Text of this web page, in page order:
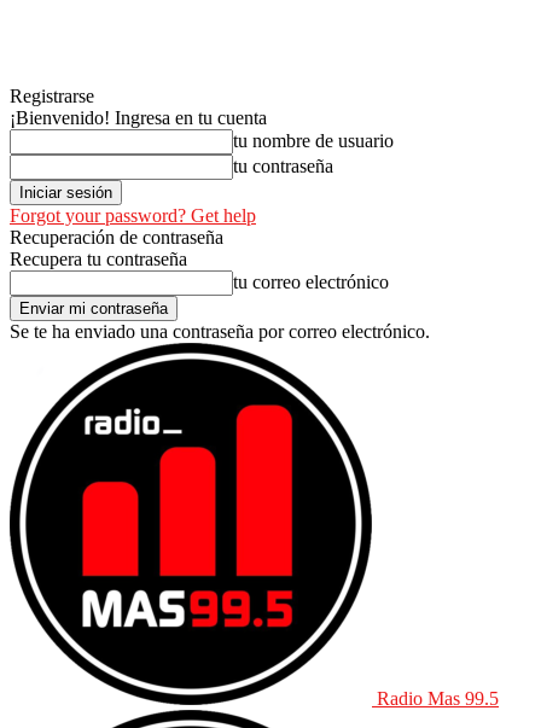
Registrarse
¡Bienvenido! Ingresa en tu cuenta
tu nombre de usuario
tu contraseña
Forgot your password? Get help
Recuperación de contraseña
Recupera tu contraseña
tu correo electrónico
Se te ha enviado una contraseña por correo electrónico.
Radio Mas 99.5